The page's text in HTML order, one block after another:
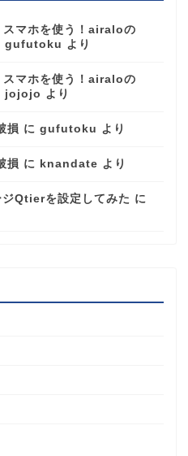
スマホを使う！airaloの
gufutoku より
スマホを使う！airaloの
jojojo より
損 に gufutoku より
損 に knandate より
Qtierを設定してみた に